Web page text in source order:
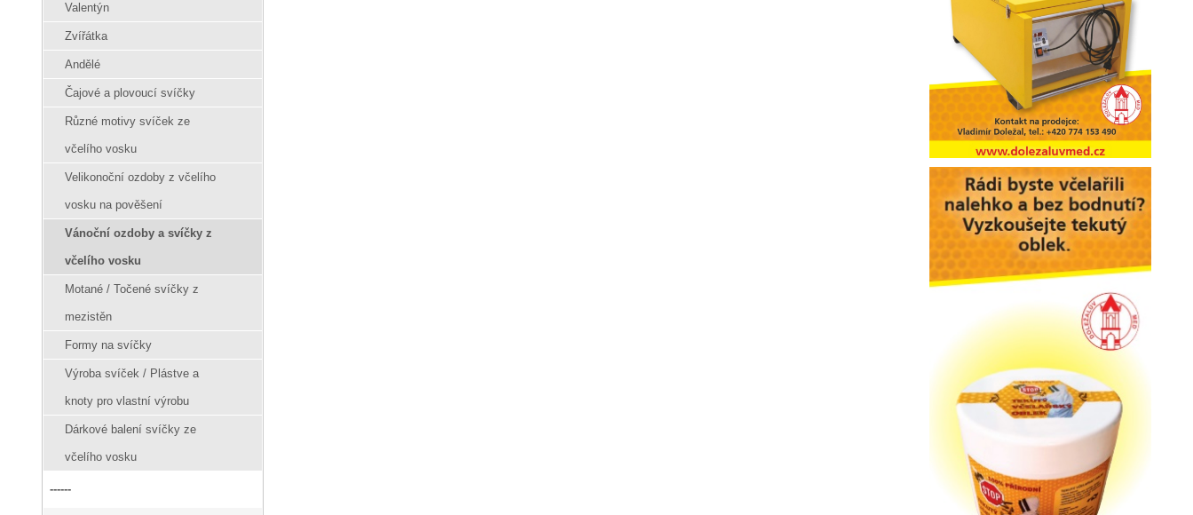
Valentýn
Zvířátka
Andělé
Čajové a plovoucí svíčky
Různé motivy svíček ze
včelího vosku
Velikonoční ozdoby z včelího
vosku na pověšení
Vánoční ozdoby a svíčky z
včelího vosku
Motané / Točené svíčky z
mezistěn
Formy na svíčky
Výroba svíček / Plástve a
knoty pro vlastní výrobu
Dárkové balení svíčky ze
včelího vosku
------